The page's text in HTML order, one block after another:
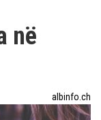
në
albinfo.ch